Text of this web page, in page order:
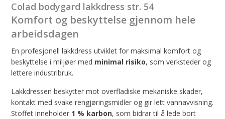
Colad bodygard lakkdress str. 54
Komfort og beskyttelse gjennom hele
arbeidsdagen
En profesjonell lakkdress utviklet for maksimal komfort og
beskyttelse i miljøer med minimal risiko, som verksteder og
lettere industribruk.
Lakkdressen beskytter mot overfladiske mekaniske skader,
kontakt med svake rengjøringsmidler og gir lett vannavvisning.
Stoffet inneholder 1 % karbon, som bidrar til å lede bort